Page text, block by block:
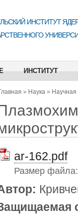
ИНСТИТУТ
ИНСТИТУТ
» Наука » Научная
ar-162.pdf
Размер